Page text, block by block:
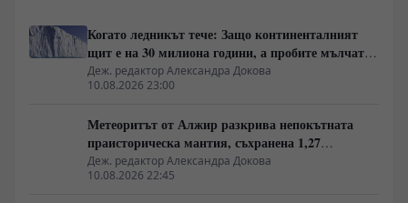
Когато ледникът тече: Защо континенталният
щит е на 30 милиона години, а пробите мълчат
за тях
Деж. редактор Александра Докова
10.08.2026 23:00
Метеоритът от Алжир разкрива непокътната
праисторическа мантия, съхранена 1,27
милиарда години
Деж. редактор Александра Докова
10.08.2026 22:45